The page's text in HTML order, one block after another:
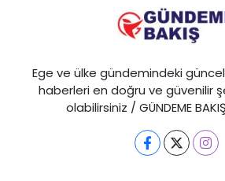
Ege ve ülke gündemindeki
haberleri en doğru ve güvenilir
olabilirsiniz / GÜNDEME